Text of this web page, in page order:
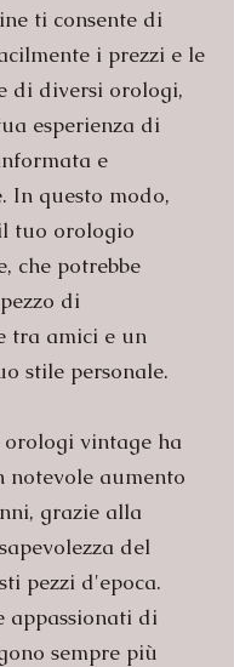
ti consente di
i prezzi e le
di diversi orologi,
esperienza di
e
In questo modo,
tuo orologio
che potrebbe
di
tra amici e un
stile personale.
vintage ha
notevole aumento
grazie alla
del
pezzi d'epoca.
appassionati di
sempre più